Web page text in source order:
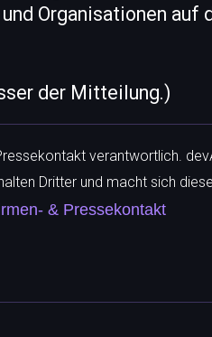
Organisationen auf
der Mitteilung.)
verantwortlich.
Dritter und macht sich
& Pressekontakt